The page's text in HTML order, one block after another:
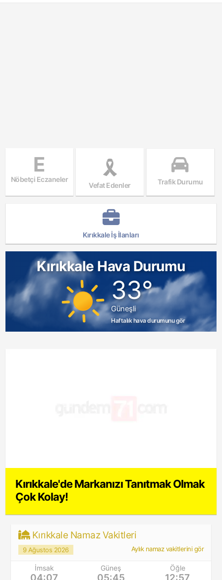
E
Nöbetçi Eczaneler
Vefat Edenler Trafik Durumu
Kırıkkale İş İlanları
Kırıkkale Hava Durumu
33°
Güneşli
Haftalık hava durumunu gör
Kırıkkale'de Markanızı Tanıtmak Olmak
Çok Kolay!
Kırıkkale Namaz Vakitleri
9 Ağustos 2026 Aylık namaz vakitlerini gör
İmsak Güneş Öğle